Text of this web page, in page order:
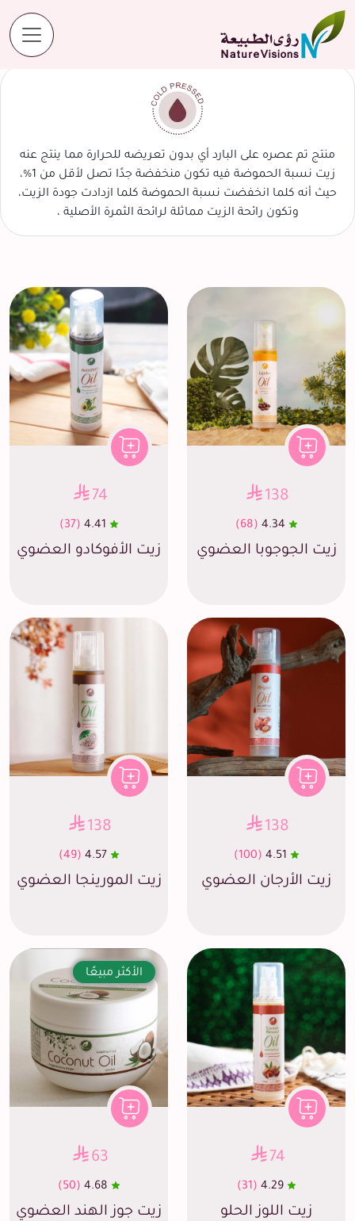
المنتجات عصر على البارد
منتج تم عصره على البارد أي بدون تعريضه للحرارة مما ينتج عنه
زيت نسبة الحموضة فيه تكون منخفضة جدًا تصل لأقل من 1%،
حيث أنه كلما انخفضت نسبة الحموضة كلما ازدادت جودة الزيت،
وتكون رائحة الزيت مماثلة لرائحة الثمرة الأصلية ،
138
4.34
(68)
زيت الجوجوبا العضوي
74
4.41
(37)
زيت الأفوكادو العضوي
138
4.51
(100)
زيت الأرجان العضوي
138
4.57
(49)
زيت المورينجا العضوي
74
4.29
(31)
زيت اللوز الحلو
الأكثر مبيعًا
63
4.68
(50)
زيت جوز الهند العضوي